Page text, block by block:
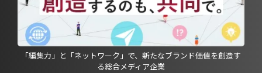
「編集力」と「ネットワーク」で、新たなブランド価値を創造す
る総合メディア企業